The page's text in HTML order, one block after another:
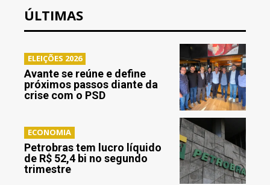
ÚLTIMAS
ELEIÇÕES 2026
Avante se reúne e define
próximos passos diante da
crise com o PSD
ECONOMIA
Petrobras tem lucro líquido
de R$ 52,4 bi no segundo
trimestre